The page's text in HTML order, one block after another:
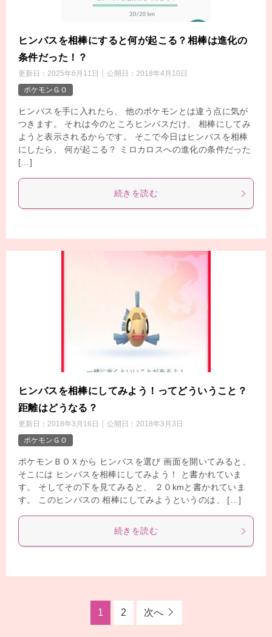
ヒンバスを相棒にすると何が起こる？相棒は進化の
条件だった！？
更新日： 2025年6月11日 公開日： 2018年4月10日
ポケモンＧＯ
ヒンバスを手に入れたら、 他のポケモンとは違う点に気が
つきます。 それは今のところヒンバスだけ、 相棒にしてみ
ようと表示されるからです。 そこで今日はヒンバスを相棒
にしたら、 何が起こる？ ミロカロスへの進化の条件だった
[…]
続きを読む
ヒンバスを相棒にしてみよう！ってどういうこと？
距離はどうなる？
更新日： 2018年3月16日 公開日： 2018年3月3日
ポケモンＧＯ
ポケモンＢＯＸから ヒンバスを選び 画面を開いてみると、
そこには ヒンバスを相棒にしてみよう！ と書かれていま
す。 そしてその下を見てみると、 ２０kmと書かれていま
す。 このヒンバスの 相棒にしてみようというのは、 […]
続きを読む
1 2 次へ